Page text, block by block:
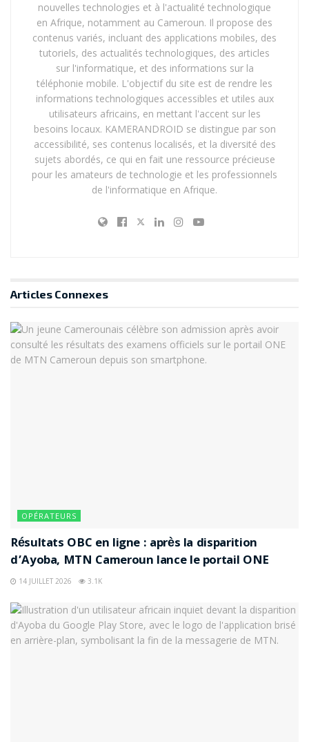
Huawei vs États-Unis
Cette nomination de Jean-Louis Borloo intervient dans
un contexte particulier pour Huawei. Le groupe doit en
effet faire face à l’animosité des États-Unis qui
l’accusent de vouloir espionner ses citoyens pour le
compte de la Chine etinterdit toutes les entreprises
américaines de collaborer avec le spécialiste réseau et
constructeur de smartphones
En France, un tel embargo n’a pas encore lieu, mais la
question est étudiée. Une porte-parole a toutefois
le gouvernement français n’avait rien de
apaiser les éventuelles tensions qui pourraient naître
en France, mais également en Europe.
À noter que l’ex-ministre remplace François Quentin qui
a dû quitter son poste pour des raisons personnelles.
Le fondateur de Huawei « préfèrerait
informations au gouvernement chinois
travaillé pour l’armée chinoise sur leurs
CV
Huawei : Ark OS est plus rapide
qu’Android et iOS, mais ne les remplacera
nouvelles technologies et à l'actualité technologique
en Afrique, notamment au Cameroun. Il propose des
contenus variés, incluant des applications mobiles, des
tutoriels, des actualités technologiques, des articles
sur l'informatique, et des informations sur la
téléphonie mobile. L'objectif du site est de rendre les
informations technologiques accessibles et utiles aux
utilisateurs africains, en mettant l'accent sur les
besoins locaux. KAMERANDROID se distingue par son
accessibilité, ses contenus localisés, et la diversité des
sujets abordés, ce qui en fait une ressource précieuse
pour les amateurs de technologie et les professionnels
de l'informatique en Afrique.
Articles Connexes
OPÉRATEURS
Résultats OBC en ligne : après la disparition
d’Ayoba, MTN Cameroun lance le portail ONE
14 JUILLET 2026 3.1K